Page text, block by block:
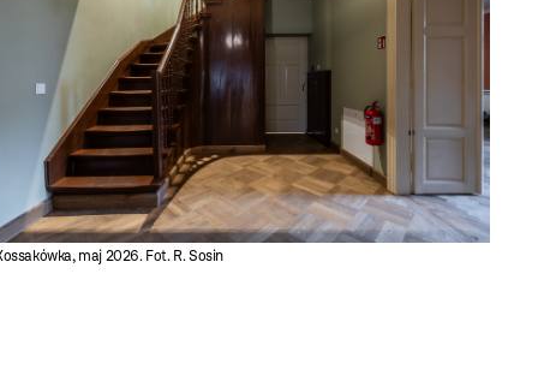
maj 2026. Fot. R. Sosin